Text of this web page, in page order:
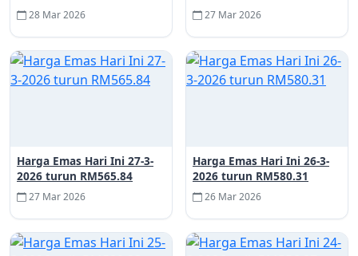
28 Mar 2026 27 Mar 2026
Harga Emas Hari Ini 27-3-
2026 turun RM565.84
27 Mar 2026
Harga Emas Hari Ini 26-3-
2026 turun RM580.31
26 Mar 2026